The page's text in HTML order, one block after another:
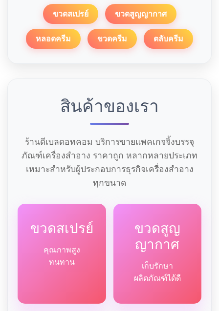
ขวดสเปรย์ ขวดสูญญากาศ
หลอดครีม ขวดครีม ตลับครีม
สินค้าของเรา
ร้านดีเบลดอทคอม บริการขายแพคเกจจิ้งบรรจุ
ภัณฑ์เครื่องสำอาง ราคาถูก หลากหลายประเภท
เหมาะสำหรับผู้ประกอบการธุรกิจเครื่องสำอาง
ทุกขนาด
ขวดสเปรย์
คุณภาพสูง
ทนทาน
ขวดสูญ
ญากาศ
เก็บรักษา
ผลิตภัณฑ์ได้ดี